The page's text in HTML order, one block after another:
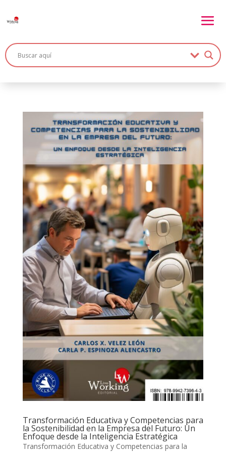
Transformación Educativa y Competencias para
la Sostenibilidad en la Empresa del Futuro: Un
Enfoque desde la Inteligencia Estratégica
Transformación Educativa y Competencias para la